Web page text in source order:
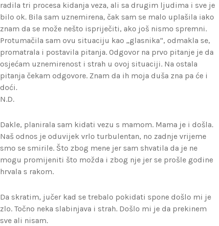
radila tri procesa kidanja veza, ali sa drugim ljudima i sve je
bilo ok. Bila sam uznemirena, čak sam se malo uplašila iako
znam da se može nešto ispriječiti, ako još nismo spremni.
Protumačila sam ovu situaciju kao „glasnika“, odmakla se,
promatrala i postavila pitanja. Odgovor na prvo pitanje je da
osjećam uznemirenost i strah u ovoj situaciji. Na ostala
pitanja čekam odgovore. Znam da ih moja duša zna pa će i
doći.
N.D.
Dakle, planirala sam kidati vezu s mamom. Mama je i došla.
Naš odnos je oduvijek vrlo turbulentan, no zadnje vrijeme
smo se smirile. Što zbog mene jer sam shvatila da je ne
mogu promijeniti što možda i zbog nje jer se prošle godine
hrvala s rakom.
Da skratim, jučer kad se trebalo pokidati spone došlo mi je
zlo. Točno neka slabinjava i strah. Došlo mi je da prekinem
sve ali nisam.